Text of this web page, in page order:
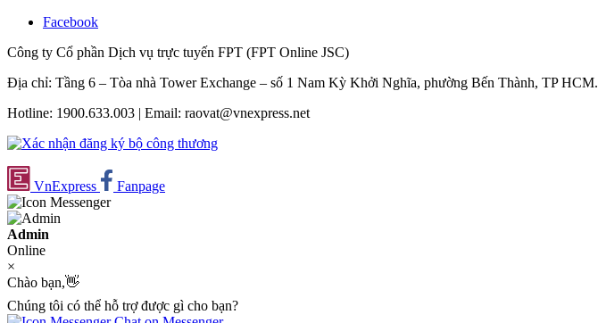
Facebook
Công ty Cổ phần Dịch vụ trực tuyến FPT (FPT Online JSC)
Địa chỉ: Tầng 6 – Tòa nhà Tower Exchange – số 1 Nam Kỳ Khởi Nghĩa, phường Bến Thành, TP HCM.
Hotline: 1900.633.003 | Email: raovat@vnexpress.net
VnExpress Fanpage
Admin
Online
×
Chào bạn,👋
Chúng tôi có thể hỗ trợ được gì cho bạn?